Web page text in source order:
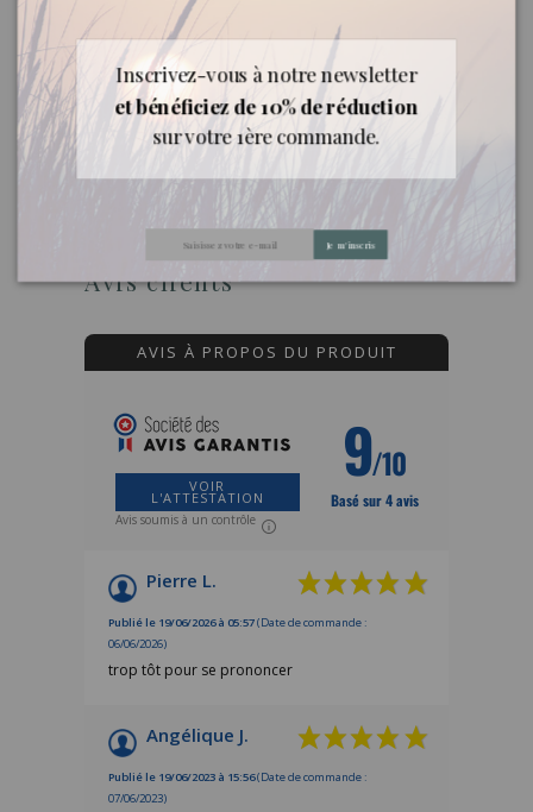
Documents joints
Fiche Découverte
Téléchargement (1.01MB)
Téléchargement (1.01MB)
Avis clients
AVIS À PROPOS DU PRODUIT
VOIR
L'ATTESTATION
Avis soumis à un contrôle
9/10
Basé sur 4 avis
Pierre L.
Publié le 19/06/2026 à 05:57(Date de commande :
06/06/2026)
trop tôt pour se prononcer
Angélique J.
Publié le 19/06/2023 à 15:56(Date de commande :
07/06/2023)
Inscrivez-vous à notre newsletter
et bénéficiez de 10% de réduction
sur votre 1ère commande.
Je m'inscris